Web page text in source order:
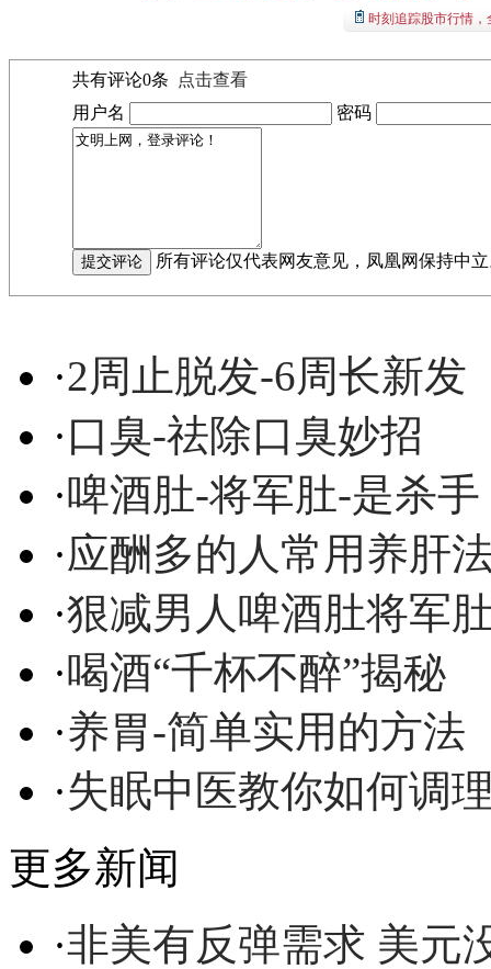
时刻追踪股市行情
共有评论0条
点击查看
用户名
密码
所有评论仅代表网友意见，凤凰网保持中
·2周止脱发-6周长新发
·口臭-祛除口臭妙招
·啤酒肚-将军肚-是杀手
·应酬多的人常用养肝
·狠减男人啤酒肚将军
·喝酒“千杯不醉”揭秘
·养胃-简单实用的方法
·失眠中医教你如何调
更多新闻
·非美有反弹需求 美元